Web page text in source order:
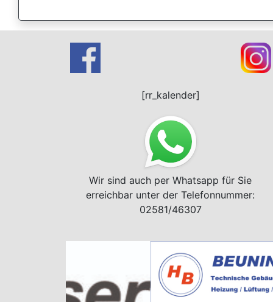
[rr_kalender]
Wir sind auch per Whatsapp für Sie
erreichbar unter der Telefonnummer:
02581/46307